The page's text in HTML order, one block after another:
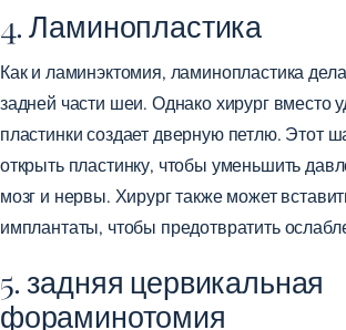
4. Ламинопластика
Как и ламинэктомия, ламинопластика
задней части шеи. Однако хирург вместо
пластинки создает дверную петлю. Этот
открыть пластинку, чтобы уменьшить
мозг и нервы. Хирург также может
имплантаты, чтобы предотвратить
5. задняя цервикальная
фораминотомия